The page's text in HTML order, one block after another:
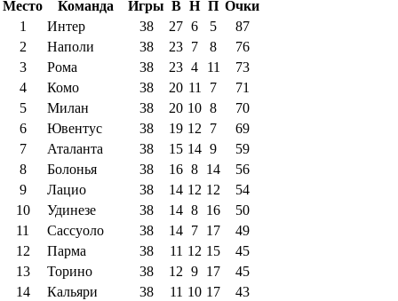
Место Команда Игры В Н П Очки
1
Интер 38 27 6 5
87
2
Наполи 38 23 7 8
76
3
Рома 38 23 4 11
73
4
Комо 38 20 11 7
71
5
Милан 38 20 10 8
70
6
Ювентус 38 19 12 7
69
7
Аталанта 38 15 14 9
59
8
Болонья 38 16 8 14
56
9
Лацио 38 14 12 12
54
10
Удинезе 38 14 8 16
50
11
Сассуоло 38 14 7 17
49
12
Парма 38 11 12 15
45
13
Торино 38 12 9 17
45
14
Кальяри 38 11 10 17
43